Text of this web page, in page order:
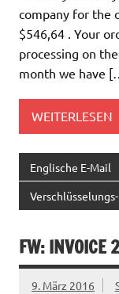
company for the
$546,64 . Your
processing on
month we have
WEITERLESEN
Englische E-Mail
FW:
9. März 2016